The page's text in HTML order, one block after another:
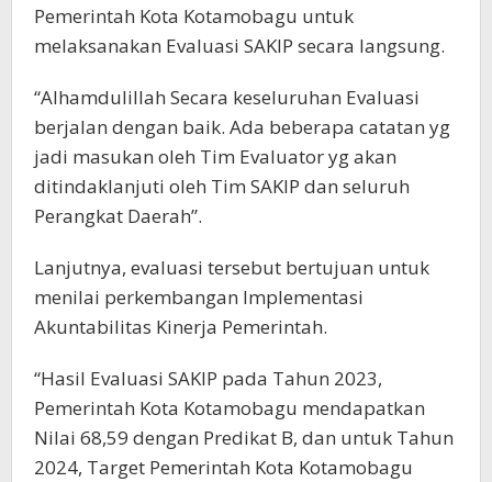
Pemerintah Kota Kotamobagu untuk
melaksanakan Evaluasi SAKIP secara langsung.
“Alhamdulillah Secara keseluruhan Evaluasi
berjalan dengan baik. Ada beberapa catatan yg
jadi masukan oleh Tim Evaluator yg akan
ditindaklanjuti oleh Tim SAKIP dan seluruh
Perangkat Daerah”.
Lanjutnya, evaluasi tersebut bertujuan untuk
menilai perkembangan Implementasi
Akuntabilitas Kinerja Pemerintah.
“Hasil Evaluasi SAKIP pada Tahun 2023,
Pemerintah Kota Kotamobagu mendapatkan
Nilai 68,59 dengan Predikat B, dan untuk Tahun
2024, Target Pemerintah Kota Kotamobagu